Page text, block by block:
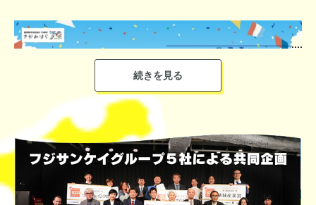
▼「ミシュラン・グリーンガイド・ジャポン」で1つ星の認定を
受けた那谷寺
「垣花正 あなたとハッピー！」パーソナリティの垣花正は、京
急電鉄を利用して三浦海岸にやって来たと明かし、ビーチにいる
リスナーに突撃インタビューを実施。